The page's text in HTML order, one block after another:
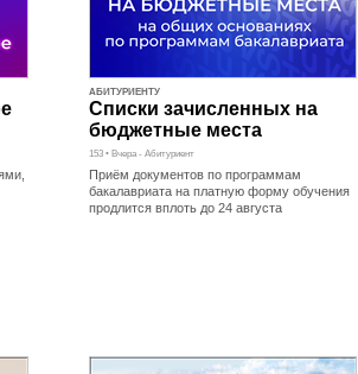
АБИТУРИЕНТУ
Списки зачисленных на
бюджетные места
153 • Вчера - Абитуриент
Приём документов по программам
бакалавриата на платную форму обучения
продлится вплоть до 24 августа